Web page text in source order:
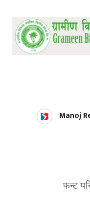
Manoj
फन्ट